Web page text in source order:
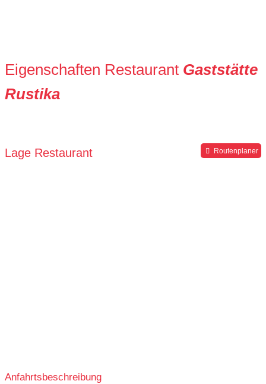
Eigenschaften Restaurant Gaststätte
Rustika
Lage Restaurant Routenplaner
Anfahrtsbeschreibung